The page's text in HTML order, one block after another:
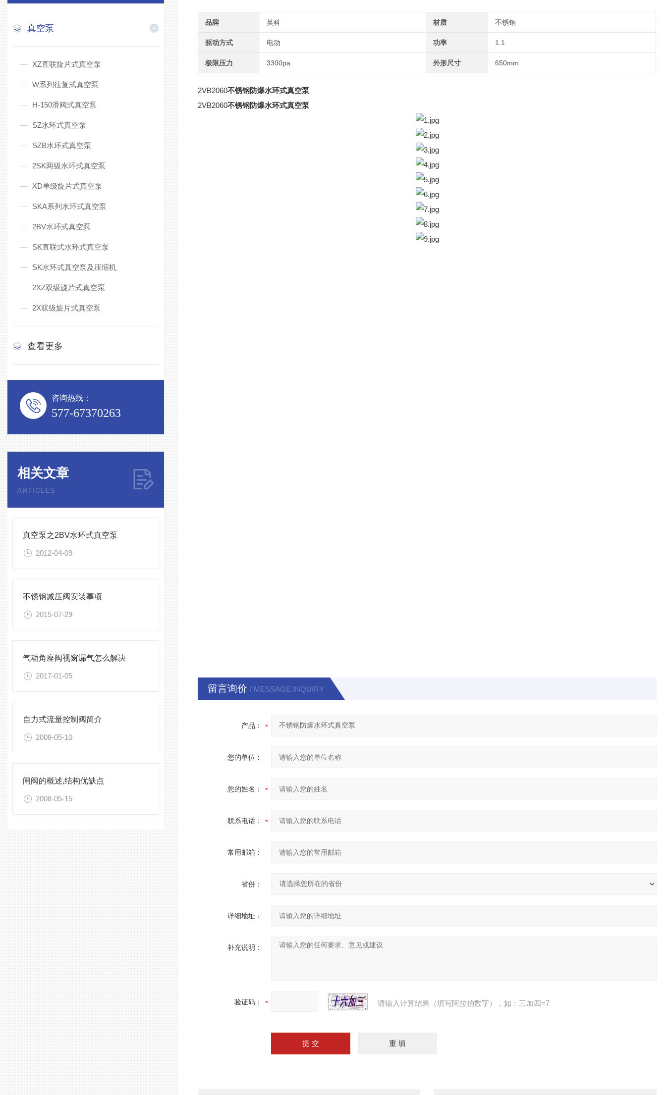
真空泵
XZ直联旋片式真空泵
W系列往复式真空泵
H-150滑阀式真空泵
SZ水环式真空泵
SZB水环式真空泵
2SK两级水环式真空泵
XD单级旋片式真空泵
SKA系列水环式真空泵
2BV水环式真空泵
SK直联式水环式真空泵
SK水环式真空泵及压缩机
2XZ双级旋片式真空泵
2X双级旋片式真空泵
查看更多
咨询热线：
577-67370263
相关文章
ARTICLES
真空泵之2BV水环式真空泵
2012-04-09
不锈钢减压阀安装事项
2015-07-29
气动角座阀视窗漏气怎么解决
2017-01-05
自力式流量控制阀简介
2008-05-10
闸阀的概述,结构优缺点
2008-05-15
品牌 英科 材质 不锈钢
驱动方式 电动 功率 1.1
极限压力 3300pa 外形尺寸 650mm
2VB2060不锈钢防爆水环式真空泵
2VB2060不锈钢防爆水环式真空泵
留言询价 / MESSAGE INQUIRY
产品：
您的单位：
您的姓名：
联系电话：
常用邮箱：
省份：
详细地址：
补充说明：
验证码： 请输入计算结果（填写阿拉伯数字），如：三加四=7